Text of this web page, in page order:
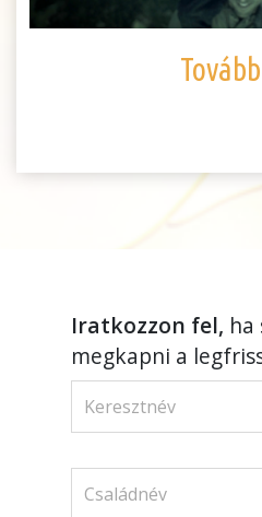
Tovább
Iratkozzon fel, ha
megkapni a